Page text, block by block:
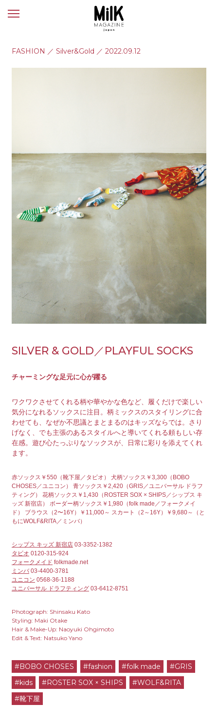
メ
FASHION ／ Silver&Gold ／ 2022.09.12
SILVER & GOLD／PLAYFUL SOCKS
チャーミングな足元に心が躍る
ワクワクさせてくれる柄や華やかな色など、履くだけで楽しい
気分になれるソックスに注目。柄ミックスのスタイリングに合
わせても、なぜか不思議とまとまるのはキッズならでは。さり
げなく、でも主張のあるスタイルへと導いてくれる頼もしい存
在感。遊び心たっぷりなソックスが、日常に彩りを添えてくれ
ます。
赤ソックス￥550（靴下屋／タビオ） 犬柄ソックス￥3,300（BOBO
CHOSES／ユニコン） 青ソックス￥2,420（GRIS／ユニバーサル ドラフ
ティング） 花柄ソックス￥1,430（ROSTER SOX × SHIPS／シップス キ
ッズ 新宿店） ボーダー柄ソックス￥1,980（folk made／フォークメイ
ド） ブラウス（2〜16Y）￥11,000～ スカート（2～16Y）￥9,680～（と
もにWOLF&RITA／ミンバ）
シップス キッズ 新宿店 03-3352-1382
タビオ 0120-315-924
フォークメイド folkmade.net
ミンバ03-4400-3781
ユニコン 0568-36-1188
ユニバーサル ドラフティング 03-6412-8751
Photograph: Shinsaku Kato
Styling: Maki Otake
Hair & Make-Up: Naoyuki Ohgimoto
Edit & Text: Natsuko Yano
#BOBO CHOSES #fashion #folk made
#GRIS
#kids
#ROSTER SOX × SHIPS
#WOLF&RITA
#靴下屋